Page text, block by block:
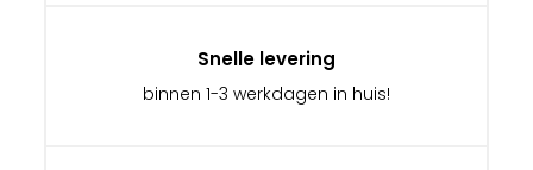
Snelle levering
binnen 1-3 werkdagen in huis!